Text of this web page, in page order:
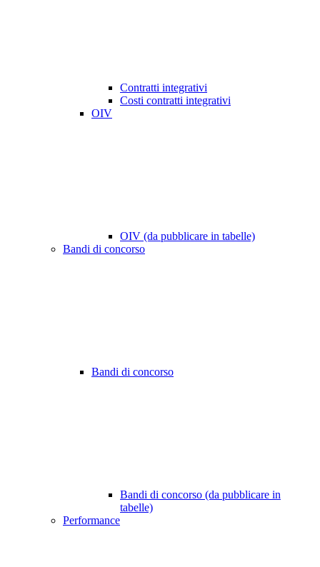
Contratti integrativi
Costi contratti integrativi
OIV
OIV (da pubblicare in tabelle)
Bandi di concorso
Bandi di concorso
Bandi di concorso (da pubblicare in
tabelle)
Performance